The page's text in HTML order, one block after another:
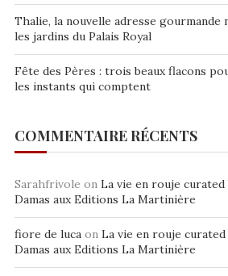
Thalie, la nouvelle adresse gourmande
les jardins du Palais Royal
Fête des Pères : trois beaux flacons
les instants qui comptent
COMMENTAIRE RÉCENTS
Sarahfrivole on La vie en rouje curated
Damas aux Editions La Martinière
fiore de luca on La vie en rouje curated
Damas aux Editions La Martinière